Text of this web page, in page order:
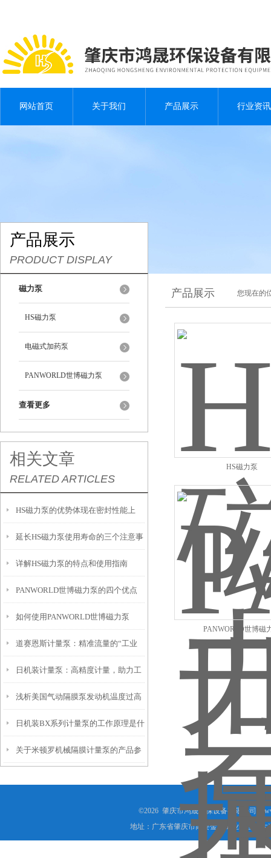
网站首页 关于我们 产品展示 行业资讯
产品展示
PRODUCT DISPLAY
磁力泵
HS磁力泵
电磁式加药泵
PANWORLD世博磁力泵
查看更多
相关文章
RELATED ARTICLES
HS磁力泵的优势体现在密封性能上
延长HS磁力泵使用寿命的三个注意事
项
详解HS磁力泵的特点和使用指南
PANWORLD世博磁力泵的四个优点
以及六个使用细节
如何使用PANWORLD世博磁力泵
呢？请看介绍
道赛恩斯计量泵：精准流量的“工业
守护者”
日机装计量泵：高精度计量，助力工
业生产
浅析美国气动隔膜泵发动机温度过高
的原因
日机装BX系列计量泵的工作原理是什
么？
关于米顿罗机械隔膜计量泵的产品参
产品展示 您现在的
HS磁力泵
PANWORLD世博磁
©2026 肇庆市鸿晟环保设备有限公司
地址：广东省肇庆市高要金渡工业区世纪大